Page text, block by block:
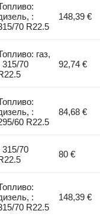
:
70 R22.5
148,39 €
газ,
315/70
92,74 €
:
60 R22.5
84,68 €
315/70
80 €
:
70 R22.5
148,39 €